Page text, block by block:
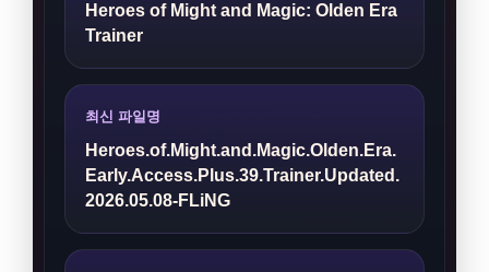
Heroes of Might and Magic: Olden Era
Trainer
최신 파일명
Heroes.of.Might.and.Magic.Olden.Era.
Early.Access.Plus.39.Trainer.Updated.
2026.05.08-FLiNG